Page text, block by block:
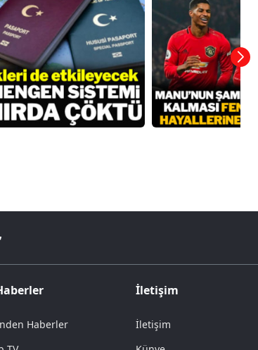
Haberler
İletişim
İletişim